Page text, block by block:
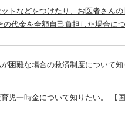
トなどをつけたり、お医者さんの
の代金を全額自己負担した場合に
困難な場合の救済制度について知
児一時金について知りたい。 【国